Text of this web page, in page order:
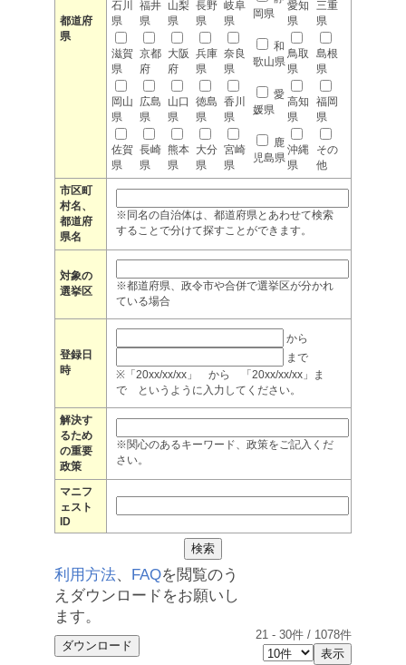
都道府
県
石川
県
福井
県
山梨
県
長野
県
岐阜
県
岡県
愛知
県
三重
県
滋賀
県
京都
府
大阪
府
兵庫
県
奈良
県
和
歌山県
鳥取
県
島根
県
岡山
県
広島
県
山口
県
徳島
県
香川
県
愛
媛県
高知
県
福岡
県
佐賀
県
長崎
県
熊本
県
大分
県
宮崎
県
鹿
児島県
沖縄
県
その
他
市区町
村名、
都道府
県名
※同名の自治体は、都道府県とあわせて検索
することで分けて探すことができます。
対象の
選挙区
※都道府県、政令市や合併で選挙区が分かれ
ている場合
登録日
時
から
まで
※「20xx/xx/xx」 から 「20xx/xx/xx」ま
で というように入力してください。
解決す
るため
の重要
政策
※関心のあるキーワード、政策をご記入くだ
さい。
マニフ
ェスト
ID
利用方法、 FAQを閲覧のう
えダウンロードをお願いし
ます。
21 - 30件 / 1078件